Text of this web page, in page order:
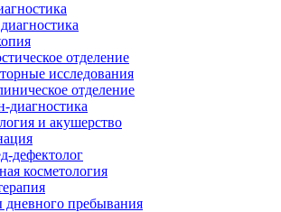
отделение
исследования
отделение
диагностика
и акушерство
дефектолог
косметология
дневного пребывания